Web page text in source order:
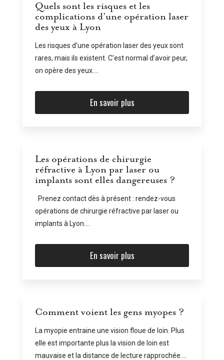
Quels sont les risques et les
complications d’une opération laser
des yeux à Lyon
Les risques d’une opération laser des yeux sont
rares, mais ils existent. C’est normal d’avoir peur,
on opère des yeux....
En savoir plus
Les opérations de chirurgie
réfractive à Lyon par laser ou
implants sont elles dangereuses ?
Prenez contact dès à présent : rendez-vous
opérations de chirurgie réfractive par laser ou
implants à Lyon....
En savoir plus
Comment voient les gens myopes ?
La myopie entraine une vision floue de loin. Plus
elle est importante plus la vision de loin est
mauvaise et la distance de lecture rapprochée....